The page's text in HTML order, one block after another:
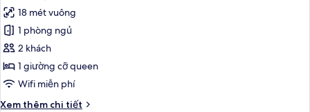
ảnh
Phòng
đôi
phong
cách
18 mét vuông
1 phòng ngủ
2 khách
1 giường cỡ queen
Wifi miễn phí
Xem thêm chi tiết
Chi